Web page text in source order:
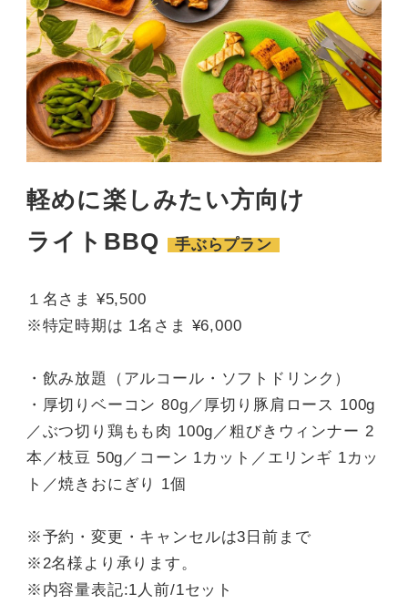
軽めに楽しみたい方向け
ライトBBQ
手ぶらプラン
１名さま ¥5,500
※特定時期は 1名さま ¥6,000
・飲み放題（アルコール・ソフトドリンク）
・厚切りベーコン 80g／厚切り豚肩ロース 100g
／ぶつ切り鶏もも肉 100g／粗びきウィンナー 2
本／枝豆 50g／コーン 1カット／エリンギ 1カッ
ト／焼きおにぎり 1個
※予約・変更・キャンセルは3日前まで
※2名様より承ります。
※内容量表記:1人前/1セット